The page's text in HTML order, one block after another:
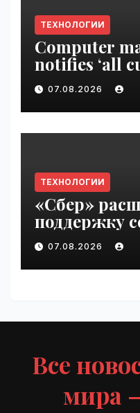
ТЕХНОЛОГИИ
Computer
notifies ‘all
data breach |
07.08.2026
ТЕХНОЛОГИИ
«Сбер»
поддержку
инцидентов
Wildberries |
07.08.2026
Все
мира